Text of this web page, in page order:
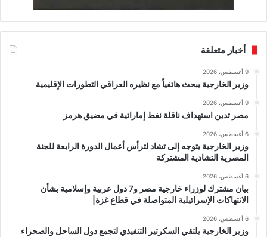
أخبار متعلقة
9 أغسطس، 2026
وزير الخارجية يبحث هاتفياً مع نظيره العراقي التطورات الإقليمية
9 أغسطس، 2026
مصر تدين استهداف ناقلة نفط إماراتية في مضيق هرمز
6 أغسطس، 2026
وزير الخارجية يتوجه إلى تشاد لترأس أعمال الدورة الرابعة للجنة
المصرية التشادية المشتركة
6 أغسطس، 2026
بيان مشترك لوزراء خارجية مصر و7 دول عربية وإسلامية بشأن
الانتهاكات الإسرائيلية المتواصلة في قطاع غزة|
6 أغسطس، 2026
وزير الخارجية يلتقي السكرتير التنفيذي لتجمع دول الساحل والصحراء